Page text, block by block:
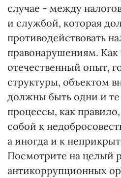
случае - между
и службой, которая
противодействовать
правонарушениям. Как
отечественный опыт,
структуры, объектом
должны быть одни и
процессы, как
собой к
а иногда и к
Посмотрите на целый
антикоррупционных